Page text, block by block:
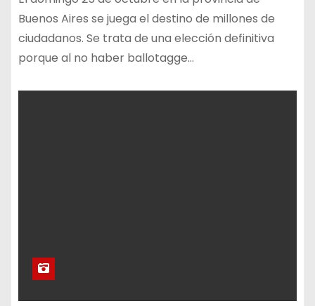
Buenos Aires se juega el destino de millones de
ciudadanos. Se trata de una elección definitiva
porque al no haber ballotagge…